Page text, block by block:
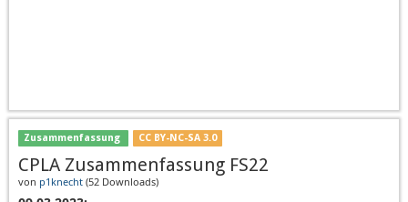
Zusammenfassung CC BY-NC-SA 3.0
CPLA Zusammenfassung FS22
von p1knecht (52 Downloads)